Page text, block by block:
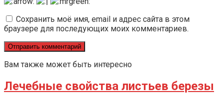
Сохранить моё имя, email и адрес сайта в этом
браузере для последующих моих комментариев.
Вам также может быть интересно
Лечебные свойства листьев березы